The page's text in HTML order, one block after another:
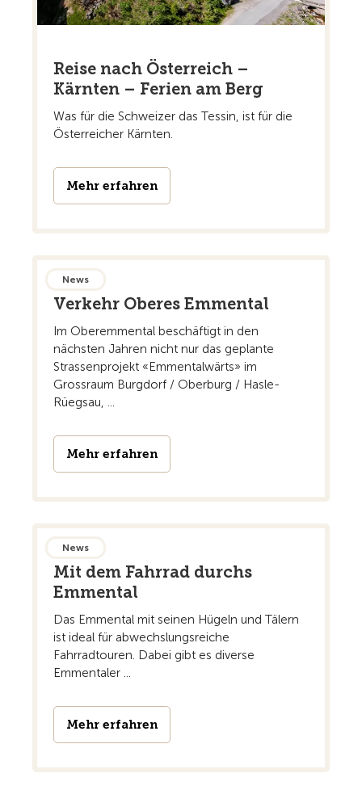
Reise nach Österreich –
Kärnten – Ferien am Berg
Was für die Schweizer das Tessin, ist für die
Österreicher Kärnten.
Mehr erfahren
News
Verkehr Oberes Emmental
Im Oberemmental beschäftigt in den
nächsten Jahren nicht nur das geplante
Strassenprojekt «Emmentalwärts» im
Grossraum Burgdorf / Oberburg / Hasle-
Rüegsau, ...
Mehr erfahren
News
Mit dem Fahrrad durchs
Emmental
Das Emmental mit seinen Hügeln und Tälern
ist ideal für abwechslungsreiche
Fahrradtouren. Dabei gibt es diverse
Emmentaler ...
Mehr erfahren